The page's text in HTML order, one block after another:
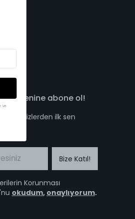
bültenine abone ol!
sürprizlerden ilk sen
Bize Katıl!
Korunması
okudum, onaylıyorum.
ve